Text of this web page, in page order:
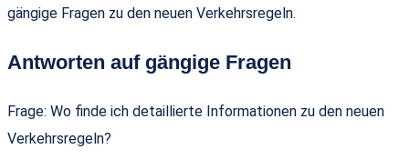
gängige Fragen zu den neuen Verkehrsregeln.
Antworten auf gängige Fragen
Frage: Wo finde ich detaillierte Informationen zu den neuen
Verkehrsregeln?